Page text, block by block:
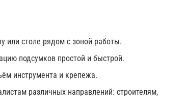
или столе рядом с зоной работы.
подсумков простой и быстрой.
инструмента и крепежа.
различных направлений: строителям,